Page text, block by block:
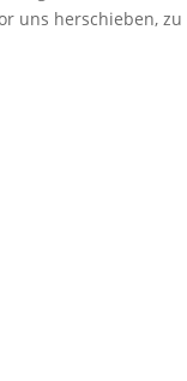
uns herschieben,